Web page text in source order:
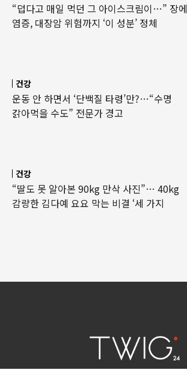
“덥다고 매일 먹던 그 아이스크림이…” 장에
염증, 대장암 위험까지 ‘이 성분’ 정체
건강
운동 안 하면서 ‘단백질 타령’만?…“수명
갉아먹을 수도” 전문가 경고
건강
“딸도 못 알아본 90kg 만삭 사진”… 40kg
감량한 김다예 요요 막는 비결 ‘세 가지